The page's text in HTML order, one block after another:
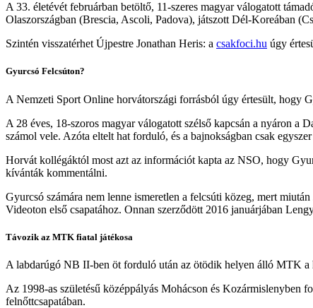
A 33. életévét februárban betöltő, 11-szeres magyar válogatott
Olaszországban (Brescia, Ascoli, Padova), játszott Dél-Koreában
Szintén visszatérhet Újpestre Jonathan Heris: a csakfoci.hu úgy
Gyurcsó Felcsúton?
A Nemzeti Sport Online horvátországi forrásból úgy értesült, hogy
A 28 éves, 18-szoros magyar válogatott szélső kapcsán a nyáron
számol vele. Azóta eltelt hat forduló, és a bajnokságban csak
Horvát kollégáktól most azt az információt kapta az NSO, hogy
kívánták kommentálni.
Gyurcsó számára nem lenne ismeretlen a felcsúti közeg, mert
Videoton első csapatához. Onnan szerződött 2016 januárjában
Távozik az MTK fiatal játékosa
A labdarúgó NB II-ben öt forduló után az ötödik helyen álló MTK a
Az 1998-as születésű középpályás Mohácson és
felnőttcsapatában.